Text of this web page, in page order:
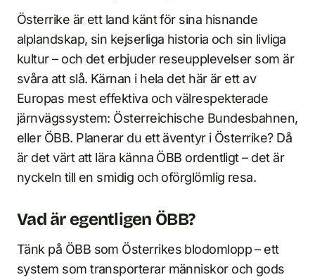
Österrike är ett land känt för sina hisnande
alplandskap, sin kejserliga historia och sin livliga
kultur – och det erbjuder reseupplevelser som är
svåra att slå. Kärnan i hela det här är ett av
Europas mest effektiva och välrespekterade
järnvägssystem: Österreichische Bundesbahnen,
eller ÖBB. Planerar du ett äventyr i Österrike? Då
är det värt att lära känna ÖBB ordentligt – det är
nyckeln till en smidig och oförglömlig resa.
Vad är egentligen ÖBB?
Tänk på ÖBB som Österrikes blodomlopp – ett
system som transporterar människor och gods